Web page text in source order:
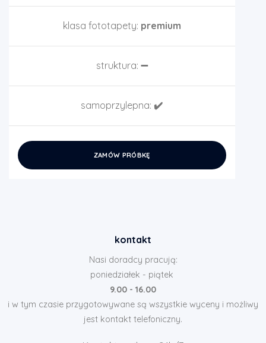
klasa fototapety: premium
struktura: ➖
samoprzylepna: ✔️
ZAMÓW PRÓBKĘ
kontakt
Nasi doradcy pracują:
poniedziałek - piątek
9.00 - 16.00
i w tym czasie przygotowywane są wszystkie wyceny i możliwy
jest kontakt telefoniczny.